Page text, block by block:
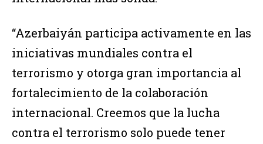
“Azerbaiyán participa activamente en las
iniciativas mundiales contra el
terrorismo y otorga gran importancia al
fortalecimiento de la colaboración
internacional. Creemos que la lucha
contra el terrorismo solo puede tener